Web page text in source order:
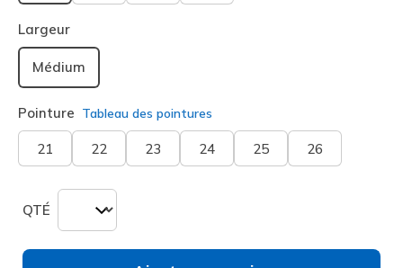
sélectionné
Largeur
Médium
Pointure Tableau des pointures
21 22 23 24 25 26
QTÉ